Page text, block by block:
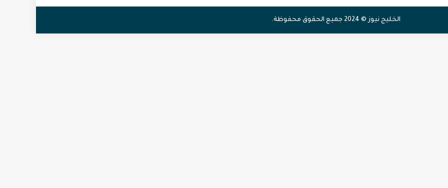
الخليج نيوز © 2024 جميع الحقوق محفوظة.